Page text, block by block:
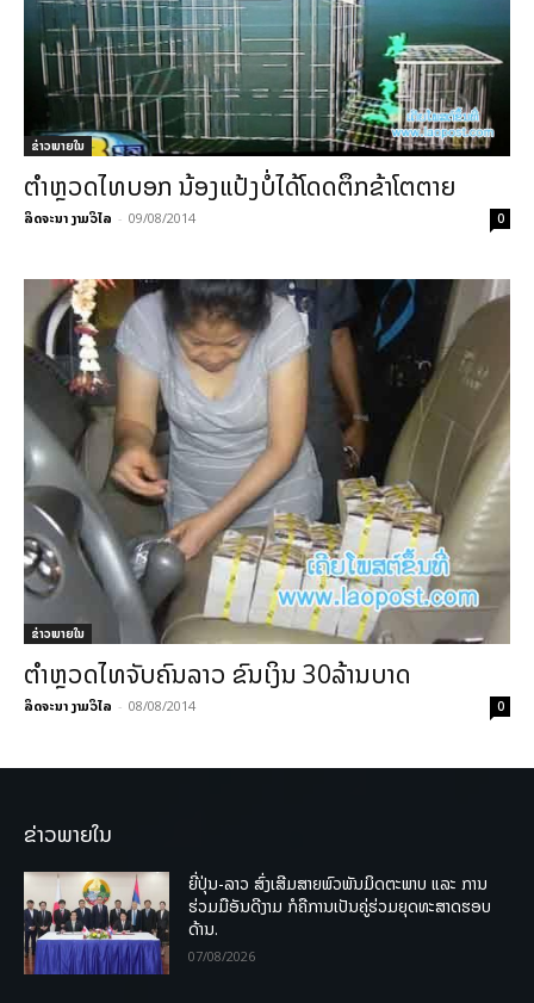
ຂ່າວພາຍ​ໃນ
ຕຳຫຼວດໄທບອກ ນ້ອງແປ້ງບໍ່ໄດ້ໂດດຕຶກຂ້າໂຕຕາຍ
ລິດຈະນາ ງາມວິໄລ - 09/08/2014 0
ຂ່າວພາຍ​ໃນ
ຕຳຫຼວດໄທຈັບຄົນລາວ ຂົນເງິນ 30ລ້ານບາດ
ລິດຈະນາ ງາມວິໄລ - 08/08/2014 0
ຂ່າວພາຍໃນ
ຍີ່ປຸ່ນ-ລາວ ສົ່ງເສີມສາຍພົວພັນມິດຕະພາບ ແລະ ການ
ຮ່ວມມືອັນດີງາມ ກໍຄືການເປັນຄູ່ຮ່ວມຍຸດທະສາດຮອບ
ດ້ານ.
07/08/2026